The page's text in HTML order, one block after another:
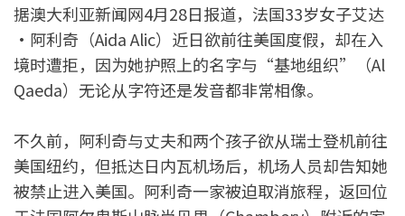
据澳大利亚新闻网4月28日报道，法国33岁女子艾达
·阿利奇（Aida Alic）近日欲前往美国度假，却在入
境时遭拒，因为她护照上的名字与“基地组织”（Al
Qaeda）无论从字符还是发音都非常相像。
不久前，阿利奇与丈夫和两个孩子欲从瑞士登机前往
美国纽约，但抵达日内瓦机场后，机场人员却告知她
被禁止进入美国。阿利奇一家被迫取消旅程，返回位